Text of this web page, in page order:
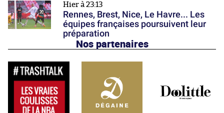
Hier à 23:13
Rennes, Brest, Nice, Le Havre... Les
équipes françaises poursuivent leur
préparation
Nos partenaires